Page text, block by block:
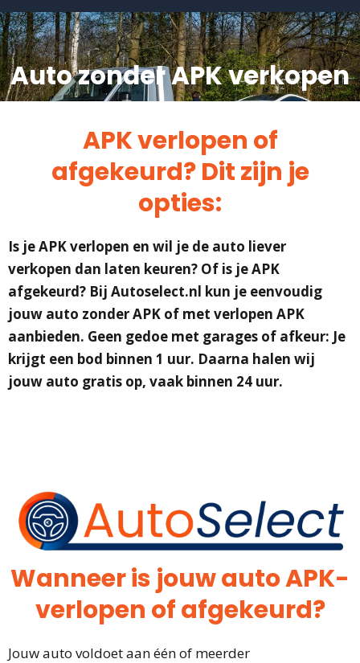
Auto zonder APK verkopen
APK verlopen of
afgekeurd? Dit zijn je
opties:
Is je APK verlopen en wil je de auto liever
verkopen dan laten keuren? Of is je APK
afgekeurd? Bij Autoselect.nl kun je eenvoudig
jouw auto zonder APK of met verlopen APK
aanbieden. Geen gedoe met garages of afkeur: Je
krijgt een bod binnen 1 uur. Daarna halen wij
jouw auto gratis op, vaak binnen 24 uur.
Wanneer is jouw auto APK-
verlopen of afgekeurd?
Jouw auto voldoet aan één of meerder